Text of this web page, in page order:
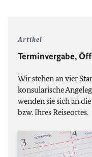
Artikel
Terminvergabe,
Wir stehen an vier
konsularische
wenden sie sich an
bzw. Ihres Reiseortes.